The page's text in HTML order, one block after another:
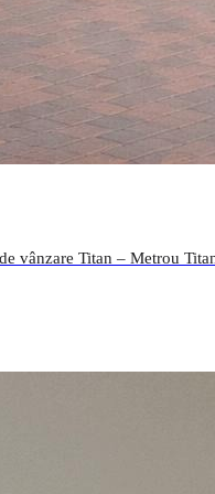
vânzare Titan – Metrou